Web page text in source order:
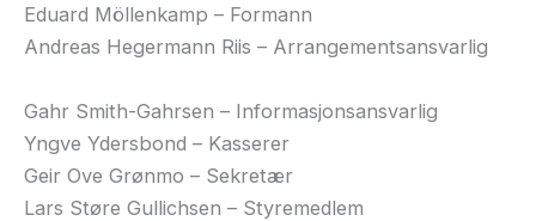
Eduard Möllenkamp – Formann
Andreas Hegermann Riis – Arrangementsansvarlig
Gahr Smith-Gahrsen – Informasjonsansvarlig
Yngve Ydersbond – Kasserer
Geir Ove Grønmo – Sekretær
Lars Støre Gullichsen – Styremedlem